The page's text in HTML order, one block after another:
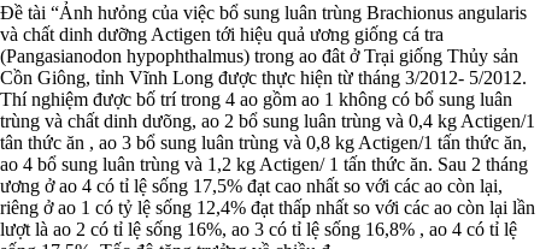
Đề tài “Ảnh hưỏng của việc bổ sung luân trùng Brachionus angularis
và chất dinh dưỡng Actigen tới hiệu quả ương giống cá tra
(Pangasianodon hypophthalmus) trong ao đât ở Trại giống Thủy sản
Cồn Giông, tỉnh Vĩnh Long được thực hiện từ tháng 3/2012- 5/2012.
Thí nghiệm được bố trí trong 4 ao gồm ao 1 không có bổ sung luân
trùng và chất dinh dưõng, ao 2 bổ sung luân trùng và 0,4 kg Actigen/1
tân thức ăn , ao 3 bổ sung luân trùng và 0,8 kg Actigen/1 tấn thức ăn,
ao 4 bổ sung luân trùng và 1,2 kg Actigen/ 1 tấn thức ăn. Sau 2 tháng
ương ở ao 4 có tỉ lệ sống 17,5% đạt cao nhất so với các ao còn lại,
riêng ở ao 1 có tỷ lệ sống 12,4% đạt thấp nhất so với các ao còn lại lần
lượt là ao 2 có tỉ lệ sống 16%, ao 3 có tỉ lệ sống 16,8% , ao 4 có tỉ lệ